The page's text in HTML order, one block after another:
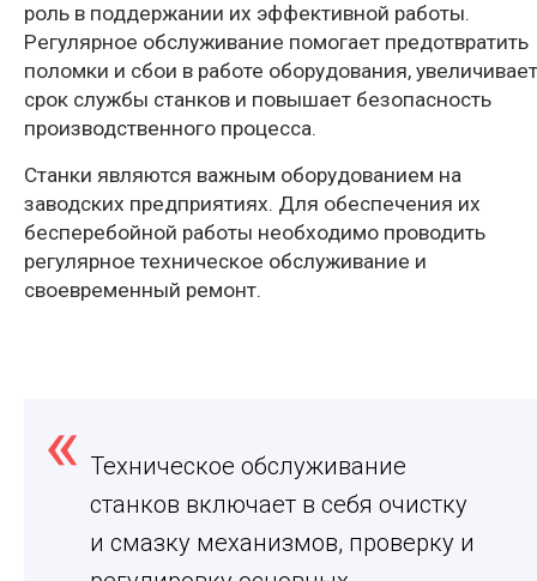
роль в поддержании их эффективной работы.
Регулярное обслуживание помогает предотвратить
поломки и сбои в работе оборудования, увеличивает
срок службы станков и повышает безопасность
производственного процесса.
Станки являются важным оборудованием на
заводских предприятиях. Для обеспечения их
бесперебойной работы необходимо проводить
регулярное техническое обслуживание и
своевременный ремонт.
Техническое обслуживание
станков включает в себя очистку
и смазку механизмов, проверку и